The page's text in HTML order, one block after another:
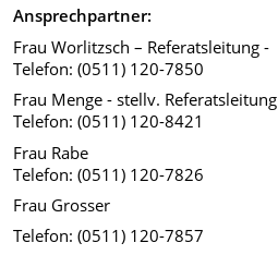
Ansprechpartner:
Frau Worlitzsch – Referatsleitung -
Telefon: (0511) 120-7850
Frau Menge - stellv. Referatsleitung
Telefon: (0511) 120-8421
Frau Rabe
Telefon: (0511) 120-7826
Frau Grosser
Telefon: (0511) 120-7857